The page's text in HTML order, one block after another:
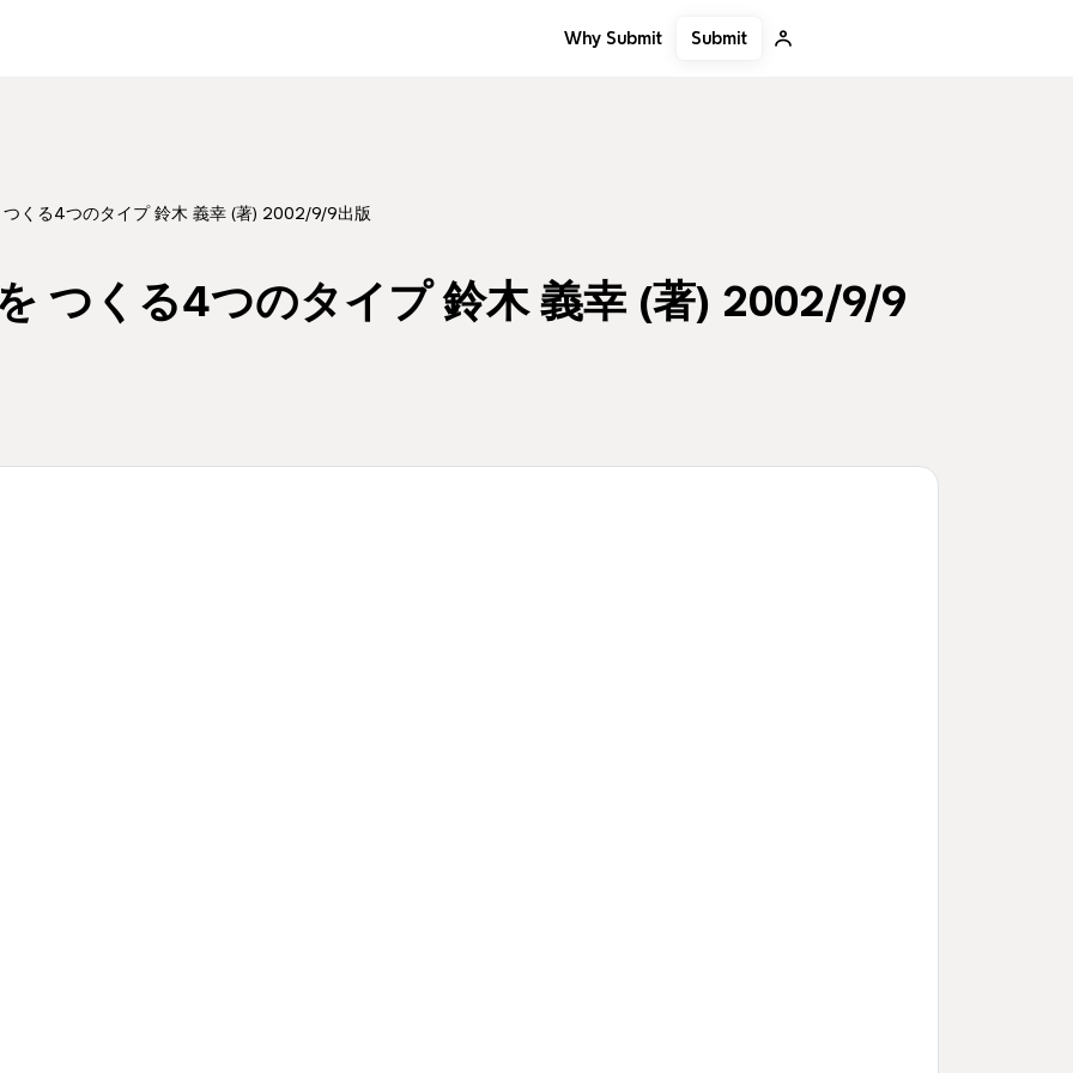
Why Submit Submit
つくる4つのタイプ 鈴木 義幸 (著) 2002/9/9出版
つくる4つのタイプ 鈴木 義幸 (著) 2002/9/9